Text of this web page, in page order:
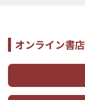
オンライン書店